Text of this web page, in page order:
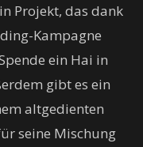
Projekt, das dank
Kampagne
ein Hai in
gibt es ein
altgedienten
seine Mischung